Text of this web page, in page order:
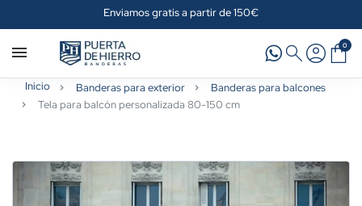
Enviamos gratis a partir de 150€
0
Inicio Banderas para exterior
Banderas para balcones
Tela para balcón personalizada 80-150 cm